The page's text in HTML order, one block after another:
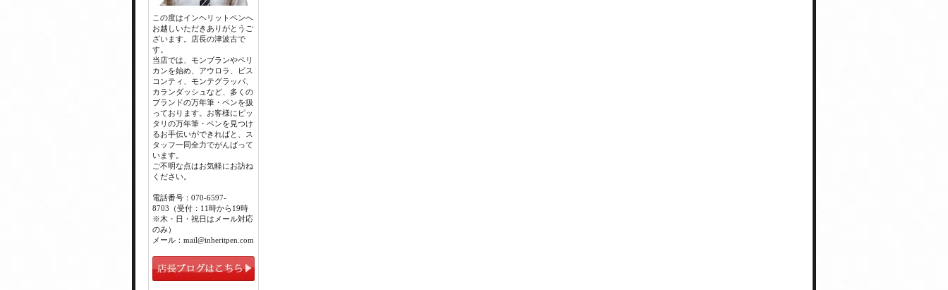
この度はインヘリットペンへ
お越しいただきありがとうご
ざいます。店長の津波古で
す。
当店では、モンブランやペリ
カンを始め、アウロラ、ビス
コンティ、モンテグラッパ、
カランダッシュなど、多くの
ブランドの万年筆・ペンを扱
っております。お客様にピッ
タリの万年筆・ペンを見つけ
るお手伝いができればと、ス
タッフ一同全力でがんばって
います。
ご不明な点はお気軽にお訪ね
ください。
電話番号：070-6597-
8703（受付：11時から19時
※木・日・祝日はメール対応
のみ）
メール：mail@inheritpen.com